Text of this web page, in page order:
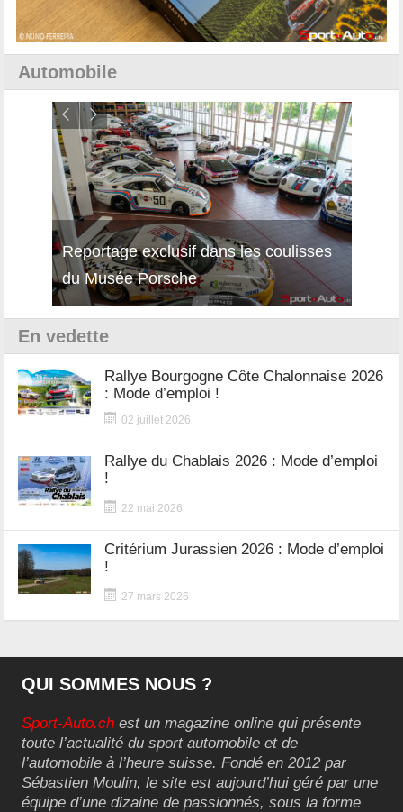
Automobile
Reportage exclusif dans les coulisses
du Musée Porsche
En vedette
Rallye Bourgogne Côte Chalonnaise 2026
: Mode d’emploi !
02 juillet 2026
Rallye du Chablais 2026 : Mode d’emploi
!
22 mai 2026
Critérium Jurassien 2026 : Mode d’emploi
!
27 mars 2026
QUI SOMMES NOUS ?
Sport-Auto.ch est un magazine online qui présente
toute l’actualité du sport automobile et de
l’automobile à l’heure suisse. Fondé en 2012 par
Sébastien Moulin, le site est aujourd’hui géré par une
équipe d’une dizaine de passionnés, sous la forme